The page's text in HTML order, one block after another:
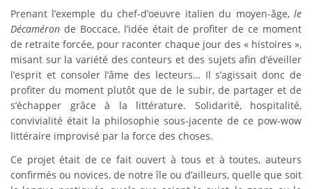
Prenant l’exemple du chef-d’oeuvre italien du moyen-âge, le
Décaméron de Boccace, l’idée était de profiter de ce moment
de retraite forcée, pour raconter chaque jour des « histoires »,
misant sur la variété des conteurs et des sujets afin d’éveiller
l’esprit et consoler l’âme des lecteurs… Il s’agissait donc de
profiter du moment plutôt que de le subir, de partager et de
s’échapper grâce à la littérature. Solidarité, hospitalité,
convivialité était la philosophie sous-jacente de ce pow-wow
littéraire improvisé par la force des choses.
Ce projet était de ce fait ouvert à tous et à toutes, auteurs
confirmés ou novices, de notre île ou d’ailleurs, quelle que soit